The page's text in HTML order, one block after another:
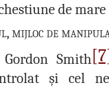
de
mijloc de
Smith
și cel